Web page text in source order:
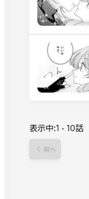
表示中:1 - 10話
前へ